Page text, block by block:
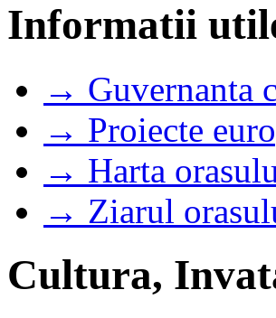
Informatii
→ Guvernanta
→ Proiecte
→ Harta
→ Ziarul
Cultura,